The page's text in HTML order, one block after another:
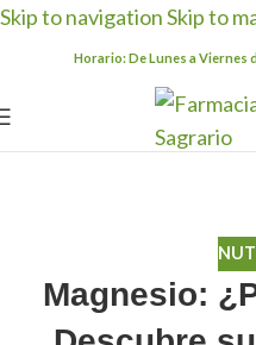
Skip to navigationSkip to
Horario: De Lunes a Viernes
Magnesio: